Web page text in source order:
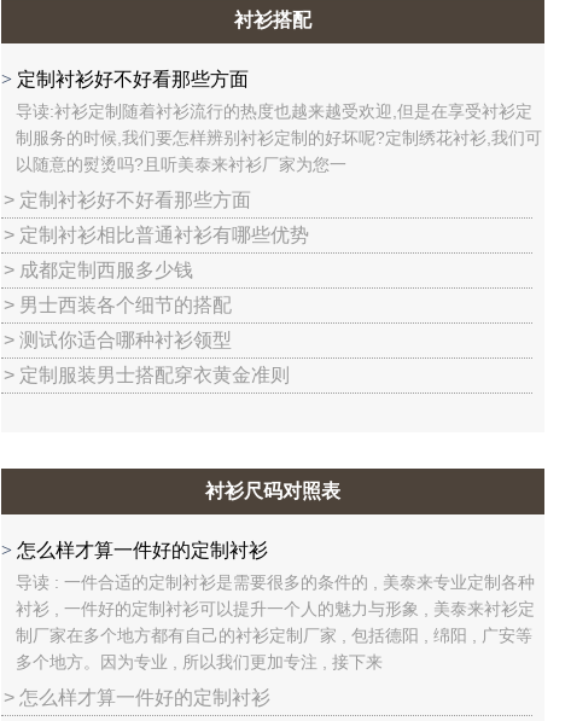
衬衫搭配
> 定制衬衫好不好看那些方面
导读:衬衫定制随着衬衫流行的热度也越来越受欢迎,但是在享受衬衫定
制服务的时候,我们要怎样辨别衬衫定制的好坏呢?定制绣花衬衫,我们可
以随意的熨烫吗?且听美泰来衬衫厂家为您一
> 定制衬衫好不好看那些方面
> 定制衬衫相比普通衬衫有哪些优势
> 成都定制西服多少钱
> 男士西装各个细节的搭配
> 测试你适合哪种衬衫领型
> 定制服装男士搭配穿衣黄金准则
衬衫尺码对照表
> 怎么样才算一件好的定制衬衫
导读 : 一件合适的定制衬衫是需要很多的条件的 , 美泰来专业定制各种
衬衫 , 一件好的定制衬衫可以提升一个人的魅力与形象 , 美泰来衬衫定
制厂家在多个地方都有自己的衬衫定制厂家 , 包括德阳 , 绵阳 , 广安等
多个地方。因为专业 , 所以我们更加专注 , 接下来
> 怎么样才算一件好的定制衬衫